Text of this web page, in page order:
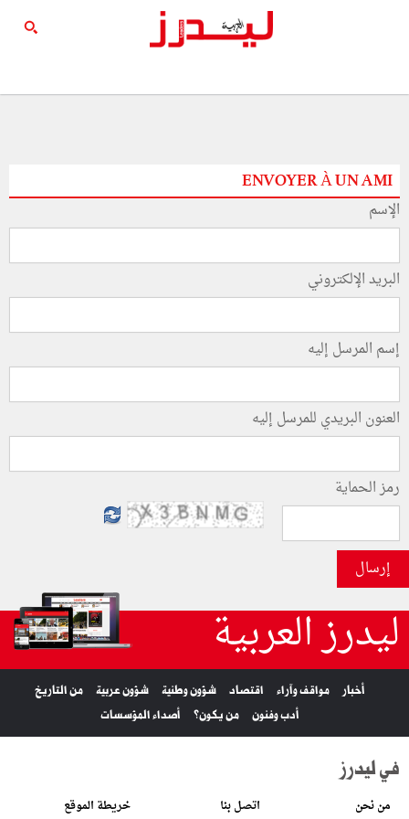
ENVOYER À UN AMI
الإسم
البريد الإلكتروني
إسم المرسل إليه
العنون البريدي للمرسل إليه
رمز الحماية
إرسال
ليدرز العربية
أخبار مواقف وآراء اقتصاد شؤون وطنية شؤون عربية
من التاريخ
أدب وفنون
من يكون؟ أصداء المؤسسات
في ليدرز
من نحن اتصل بنا خريطة الموقع